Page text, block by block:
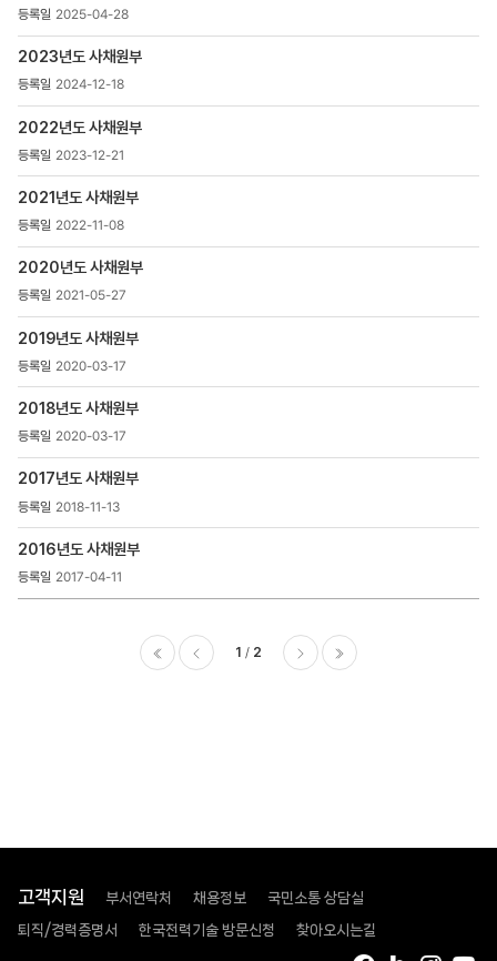
목록
번호,
등록일
첨부파일
,
조회수
2025-04-28
2023년도 사채원부
2024-12-18
2022년도 사채원부
2023-12-21
2021년도 사채원부
2022-11-08
2020년도 사채원부
2021-05-27
2019년도 사채원부
2020-03-17
2018년도 사채원부
2020-03-17
2017년도 사채원부
2018-11-13
2016년도 사채원부
2017-04-11
1 2
고객지원 부서연락처 채용정보 국민소통 상담실
퇴직/경력증명서 한국전력기술 방문신청 찾아오시는길